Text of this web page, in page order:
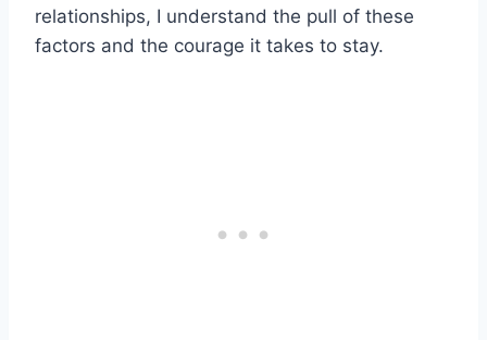
relationships, I understand the pull of these
factors and the courage it takes to stay.